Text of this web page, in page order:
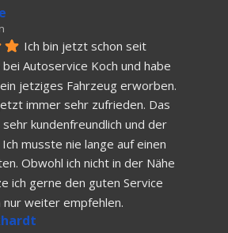
Ich bin jetzt schon seit
bei Autoservice Koch und habe
jetziges Fahrzeug erworben.
immer sehr zufrieden. Das
kundenfreundlich und der
musste nie lange auf einen
Obwohl ich nicht in der Nähe
ich gerne den guten Service
nur weiter empfehlen.